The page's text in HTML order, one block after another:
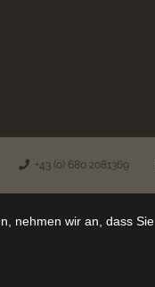
+43 (0) 680 2081369
nehmen wir an, dass Sie